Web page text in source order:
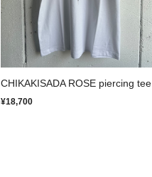
CHIKAKISADA ROSE piercing tee
¥18,700